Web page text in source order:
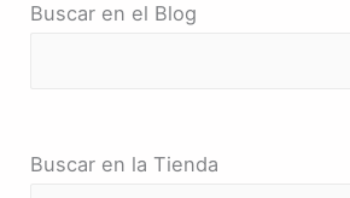
Buscar en el Blog
Buscar en la Tienda